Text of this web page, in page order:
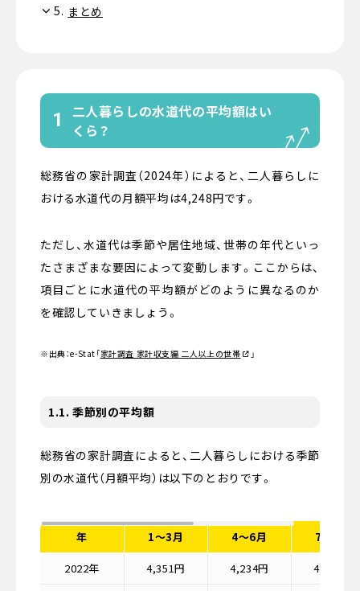
5. まとめ
1
二人暮らしの水道代の平均額はい
くら？
総務省の家計調査（2024年）によると、二人暮らしに
おける水道代の月額平均は4,248円です。
ただし、水道代は季節や居住地域、世帯の年代といっ
たさまざまな要因によって変動します。ここからは、
項目ごとに水道代の平均額がどのように異なるのか
を確認していきましょう。
※出典：e-Stat 「家計調査 家計収支編 二人以上の世帯 」
1.1. 季節別の平均額
総務省の家計調査によると、二人暮らしにおける季節
別の水道代（月額平均）は以下のとおりです。
年 1〜3月 4〜6月 7〜9月
2022年 4,351円 4,234円 4,304円